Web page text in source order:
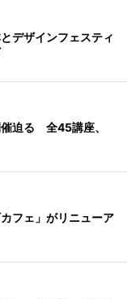
デザインフェスティ
催迫る 全45講座、
フェ」がリニューア